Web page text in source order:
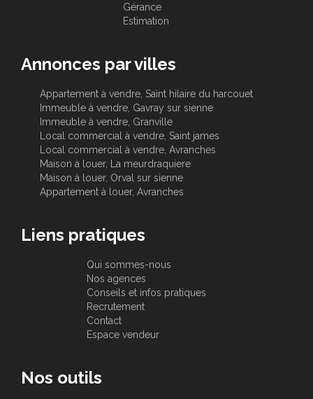
Gérance
Estimation
Annonces par villes
Appartement à vendre, Saint hilaire du harcouet
Immeuble à vendre, Gavray sur sienne
Immeuble à vendre, Granville
Local commercial à vendre, Saint james
Local commercial à vendre, Avranches
Maison à louer, La meurdraquiere
Maison à louer, Orval sur sienne
Appartement à louer, Avranches
Liens pratiques
Qui sommes-nous
Nos agences
Conseils et infos pratiques
Recrutement
Contact
Espace vendeur
Nos outils